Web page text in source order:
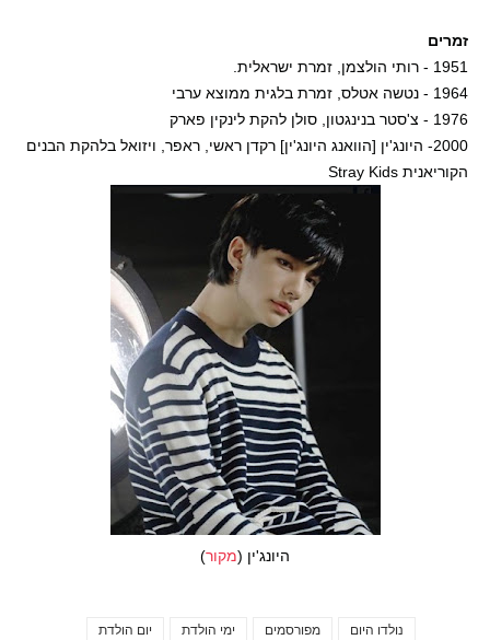
זמרים
1951 - רותי הולצמן, זמרת ישראלית.
1964 - נטשה אטלס, זמרת בלגית ממוצא ערבי
1976 - צ'סטר בנינגטון, סולן להקת לינקין פארק
2000- היונג'ין [הוואנג היונג'ין] רקדן ראשי, ראפר, ויזואל בלהקת הבנים
הקוריאנית Stray Kids
היונג'ין (מקור)
יום הולדת ימי הולדת מפורסמים
נולדו היום